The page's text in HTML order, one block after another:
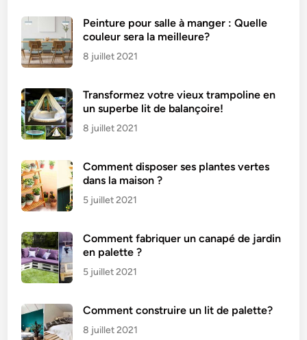
Peinture pour salle à manger : Quelle
couleur sera la meilleure?
8 juillet 2021
Transformez votre vieux trampoline en
un superbe lit de balançoire!
8 juillet 2021
Comment disposer ses plantes vertes
dans la maison ?
5 juillet 2021
Comment fabriquer un canapé de jardin
en palette ?
5 juillet 2021
Comment construire un lit de palette?
8 juillet 2021